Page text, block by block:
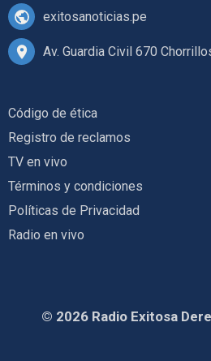
exitosanoticias.pe
Av. Guardia Civil 670
Código de ética
Registro de reclamos
TV en vivo
Términos y condiciones
Políticas de Privacidad
Radio en vivo
© 2026 Radio Exitosa